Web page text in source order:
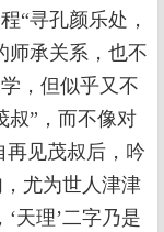
“寻孔颜乐处，
师承关系，也不
，但似乎又不
叔”，而不像对
再见茂叔后，吟
，尤为世人津津
天理’二字乃是